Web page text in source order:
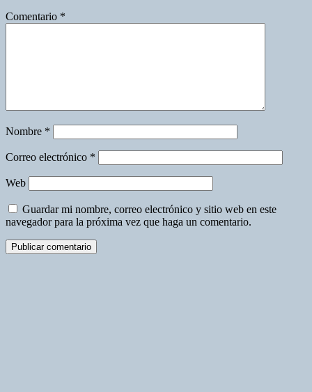
Comentario *
Nombre *
Correo electrónico *
Web
Guardar mi nombre, correo electrónico y sitio web en este
navegador para la próxima vez que haga un comentario.